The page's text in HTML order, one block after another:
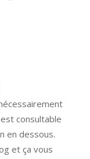
consultable
en dessous.
et ça vous